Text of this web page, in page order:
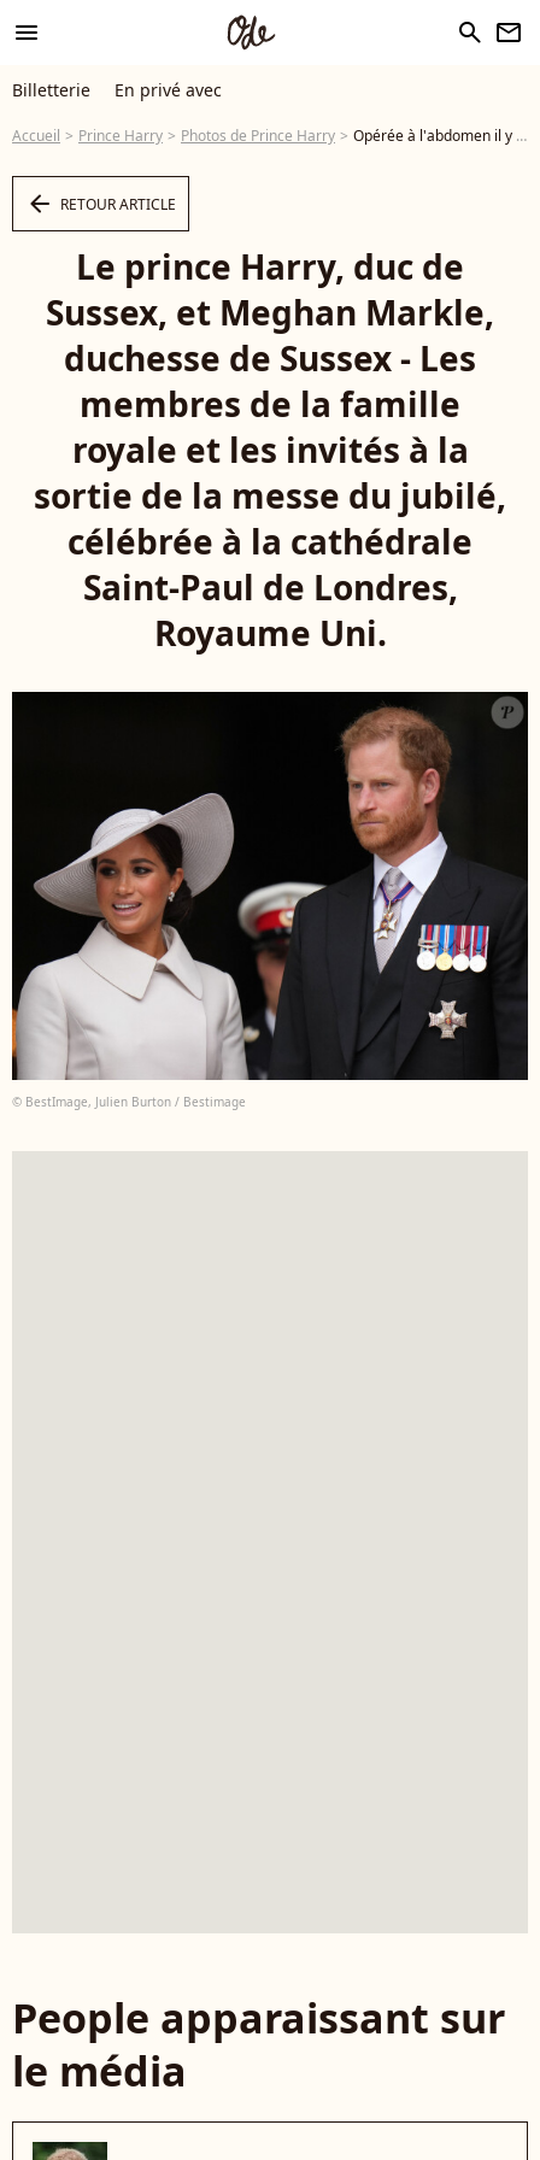
menu search newsletter
Billetterie En privé avec
Accueil Prince Harry Photos de Prince Harry Opérée à l'abdomen il y a quelques mois, Kate Middleton a fait une annonce que Meghan Markle et le prince Harry ont découverte en même que tout le monde. Le prince Harry, duc de Sussex, et Meghan Markle, duchesse de Sussex - Les membres de la famille royale et les invités à la sortie de la messe du jubilé, célébrée à la cathédrale Saint-Paul de Londres, Royaume Uni. - Photo
arrow_left RETOUR ARTICLE
Le prince Harry, duc de
Sussex, et Meghan Markle,
duchesse de Sussex - Les
membres de la famille
royale et les invités à la
sortie de la messe du jubilé,
célébrée à la cathédrale
Saint-Paul de Londres,
Royaume Uni.
© BestImage, Julien Burton / Bestimage
People apparaissant sur
le média